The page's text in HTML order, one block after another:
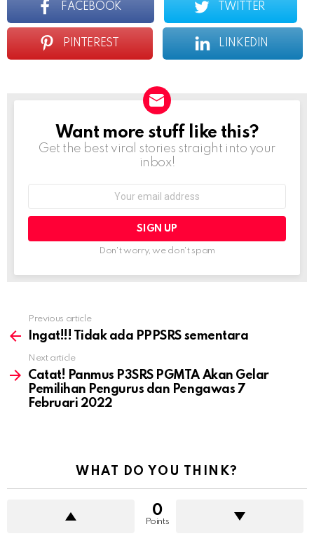
FACEBOOK TWITTER
PINTEREST LINKEDIN
NEWSLETTER
Want more stuff like this?
Get the best viral stories straight into your
inbox!
Don't worry, we don't spam
Previous article
Ingat!!! Tidak ada PPPSRS sementara
Next article
Catat! Panmus P3SRS PGMTA Akan Gelar
Pemilihan Pengurus dan Pengawas 7
Februari 2022
WHAT DO YOU THINK?
0
Points